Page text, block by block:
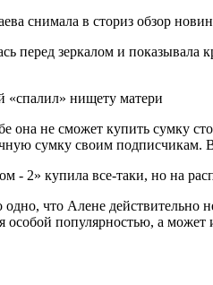
снимала в сториз обзор
перед зеркалом и
она не сможет купить сумку
сумку своим подписчикам.
- 2» купила все-таки, но на
что Алене действительно
особой популярностью, а может